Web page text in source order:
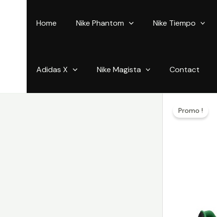
Home Nike Phantom Nike Tiempo
Adidas X Nike Magista Contact
Promo !